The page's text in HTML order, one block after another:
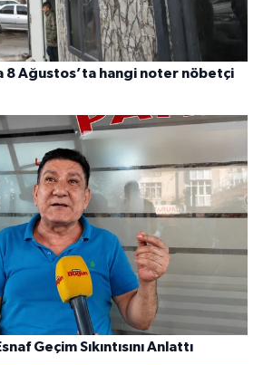
8 Ağustos’ta hangi noter nöbetçi
Geçim Sıkıntısını Anlattı